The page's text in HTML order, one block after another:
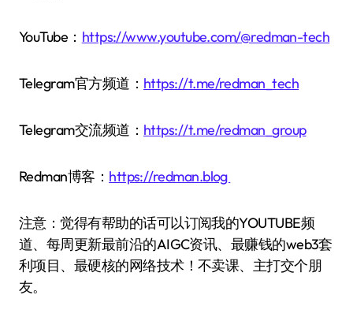
YouTube： https://www.youtube.com/@redman-tech
Telegram官方频道： https://t.me/redman_tech
Telegram交流频道： https://t.me/redman_group
Redman博客： https://redman.blog
注意：觉得有帮助的话可以订阅我的YOUTUBE频
道、每周更新最前沿的AIGC资讯、最赚钱的web3套
利项目、最硬核的网络技术！不卖课、主打交个朋
友。